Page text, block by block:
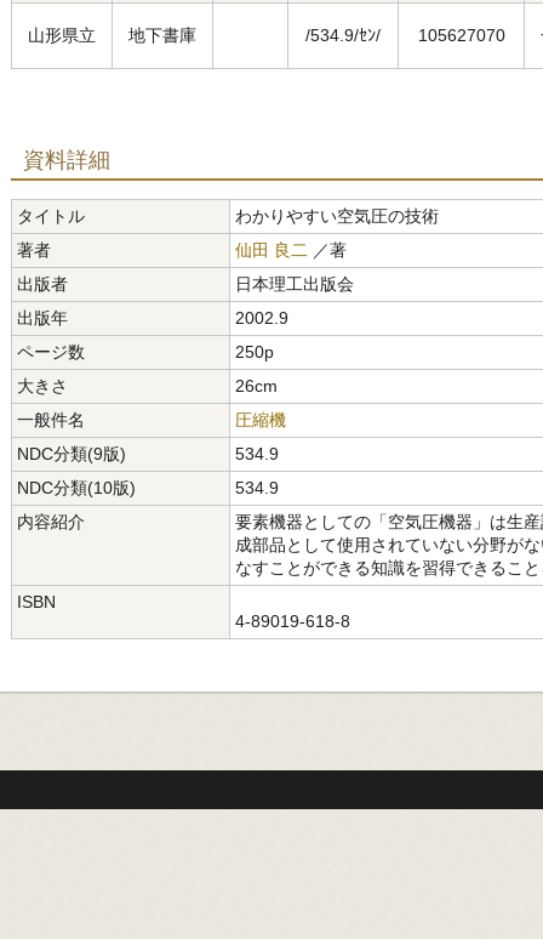
山形県立 地下書庫 /534.9/ｾﾝ/ 105627070
資料詳細
タイトル
わかりやすい空気圧の技術
著者
仙田 良二 ／著
出版者
日本理工出版会
出版年
2002.9
ページ数
250p
大きさ
26cm
一般件名
圧縮機
NDC分類(9版)
534.9
NDC分類(10版)
534.9
内容紹介
要素機器としての「空気圧機器」は生
成部品として使用されていない分野が
なすことができる知識を習得できるこ
ISBN
4-89019-618-8